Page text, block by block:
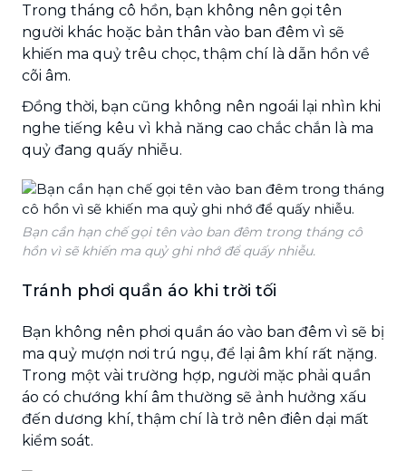
Trong tháng cô hồn, bạn không nên gọi tên
người khác hoặc bản thân vào ban đêm vì sẽ
khiến ma quỷ trêu chọc, thậm chí là dẫn hồn về
cõi âm.
Đồng thời, bạn cũng không nên ngoái lại nhìn khi
nghe tiếng kêu vì khả năng cao chắc chắn là ma
quỷ đang quấy nhiễu.
Bạn cần hạn chế gọi tên vào ban đêm trong tháng cô
hồn vì sẽ khiến ma quỷ ghi nhớ để quấy nhiễu.
Tránh phơi quần áo khi trời tối
Bạn không nên phơi quần áo vào ban đêm vì sẽ bị
ma quỷ mượn nơi trú ngụ, để lại âm khí rất nặng.
Trong một vài trường hợp, người mặc phải quần
áo có chướng khí âm thường sẽ ảnh hưởng xấu
đến dương khí, thậm chí là trở nên điên dại mất
kiểm soát.